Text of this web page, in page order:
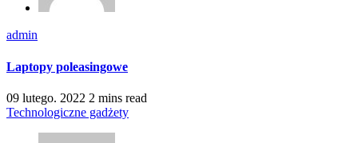
admin
Laptopy poleasingowe
09 lutego. 2022 2 mins read
Technologiczne gadżety